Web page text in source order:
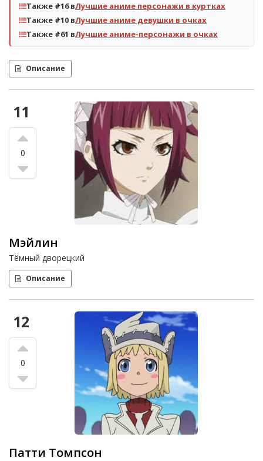
Также #16 вЛучшие аниме персонажи в куртках
Также #10 вЛучшие аниме девушки в очках
Также #61 вЛучшие аниме-персонажи в очках
Описание
11
0
Мэйлин
Тёмный дворецкий
Описание
12
0
Патти Томпсон